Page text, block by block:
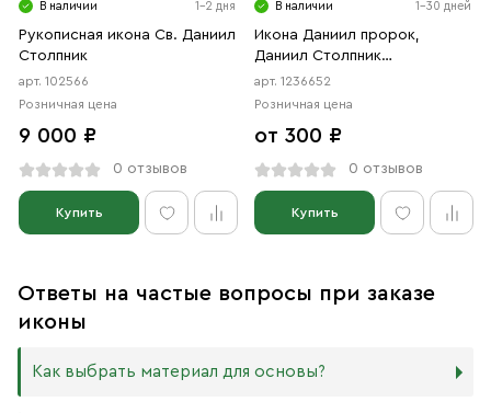
В наличии 1-2 дня
Рукописная икона Св. Даниил
Столпник
арт. 102566
Розничная цена
9 000 ₽
0 отзывов
Купить
В наличии 1-30 дней
Икона Даниил пророк,
Даниил Столпник
преподобный, Даниил
Московский благоверный
арт. 1236652
Розничная цена
от 300 ₽
0 отзывов
Купить
Ответы на частые вопросы при заказе
иконы
Как выбрать материал для основы?